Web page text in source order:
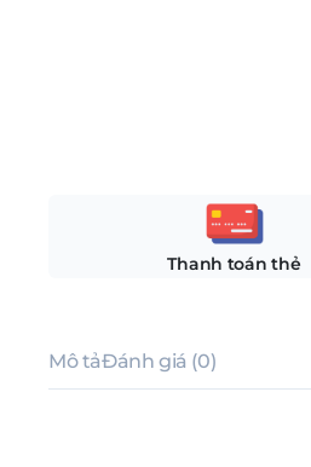
Thanh toán thẻ
Mô tảĐánh giá (0)